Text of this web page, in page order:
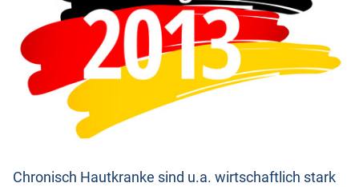
Chronisch Hautkranke sind u.a. wirtschaftlich stark